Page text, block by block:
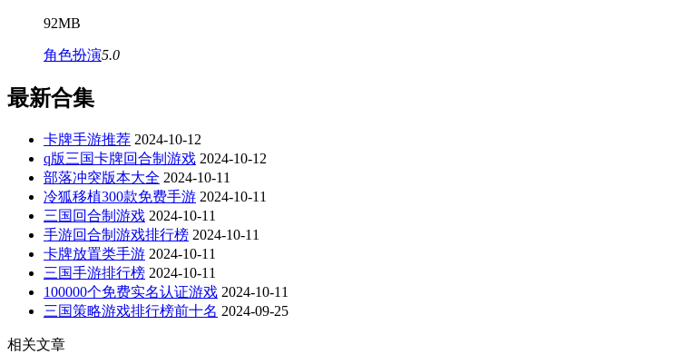
92MB
角色扮演5.0
最新合集
卡牌手游推荐 2024-10-12
q版三国卡牌回合制游戏 2024-10-12
部落冲突版本大全 2024-10-11
冷狐移植300款免费手游 2024-10-11
三国回合制游戏 2024-10-11
手游回合制游戏排行榜 2024-10-11
卡牌放置类手游 2024-10-11
三国手游排行榜 2024-10-11
100000个免费实名认证游戏 2024-10-11
三国策略游戏排行榜前十名 2024-09-25
相关文章